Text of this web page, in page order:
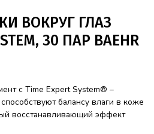
ВОКРУГ ГЛАЗ
30 ПАР BAEHR
с Time Expert System® –
балансу влаги в коже
восстанавливающий эффект